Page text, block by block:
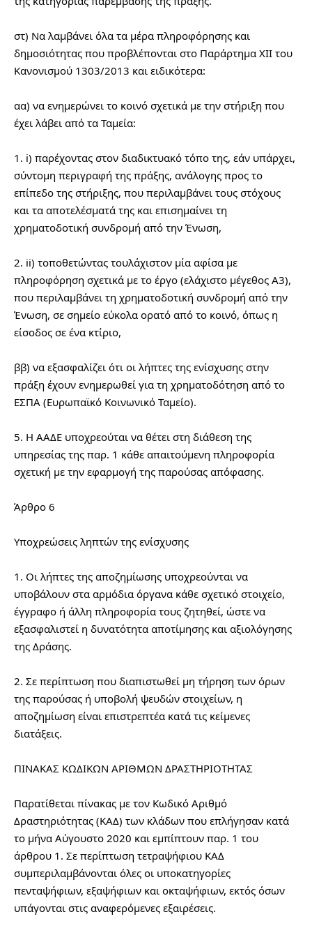
στ) Να λαμβάνει όλα τα μέρα πληροφόρησης και
δημοσιότητας που προβλέπονται στο Παράρτημα XII του
Κανονισμού 1303/2013 και ειδικότερα:
αα) να ενημερώνει το κοινό σχετικά με την στήριξη που
έχει λάβει από τα Ταμεία:
1. i) παρέχοντας στον διαδικτυακό τόπο της, εάν υπάρχει,
σύντομη περιγραφή της πράξης, ανάλογης προς το
επίπεδο της στήριξης, που περιλαμβάνει τους στόχους
και τα αποτελέσματά της και επισημαίνει τη
χρηματοδοτική συνδρομή από την Ένωση,
2. ii) τοποθετώντας τουλάχιστον μία αφίσα με
πληροφόρηση σχετικά με το έργο (ελάχιστο μέγεθος Α3),
που περιλαμβάνει τη χρηματοδοτική συνδρομή από την
Ένωση, σε σημείο εύκολα ορατό από το κοινό, όπως η
είσοδος σε ένα κτίριο,
ββ) να εξασφαλίζει ότι οι λήπτες της ενίσχυσης στην
πράξη έχουν ενημερωθεί για τη χρηματοδότηση από το
ΕΣΠΑ (Ευρωπαϊκό Κοινωνικό Ταμείο).
5. Η ΑΑΔΕ υποχρεούται να θέτει στη διάθεση της
υπηρεσίας της παρ. 1 κάθε απαιτούμενη πληροφορία
σχετική με την εφαρμογή της παρούσας απόφασης.
Άρθρο 6
Υποχρεώσεις ληπτών της ενίσχυσης
1. Οι λήπτες της αποζημίωσης υποχρεούνται να
υποβάλουν στα αρμόδια όργανα κάθε σχετικό στοιχείο,
έγγραφο ή άλλη πληροφορία τους ζητηθεί, ώστε να
εξασφαλιστεί η δυνατότητα αποτίμησης και αξιολόγησης
της Δράσης.
2. Σε περίπτωση που διαπιστωθεί μη τήρηση των όρων
της παρούσας ή υποβολή ψευδών στοιχείων, η
αποζημίωση είναι επιστρεπτέα κατά τις κείμενες
διατάξεις.
ΠΙΝΑΚΑΣ ΚΩΔΙΚΩΝ ΑΡΙΘΜΩΝ ΔΡΑΣΤΗΡΙΟΤΗΤΑΣ
Παρατίθεται πίνακας με τον Κωδικό Αριθμό
Δραστηριότητας (ΚΑΔ) των κλάδων που επλήγησαν κατά
το μήνα Αύγουστο 2020 και εμπίπτουν παρ. 1 του
άρθρου 1. Σε περίπτωση τετραψήφιου ΚΑΔ
συμπεριλαμβάνονται όλες οι υποκατηγορίες
πενταψήφιων, εξαψήφιων και οκταψήφιων, εκτός όσων
υπάγονται στις αναφερόμενες εξαιρέσεις.